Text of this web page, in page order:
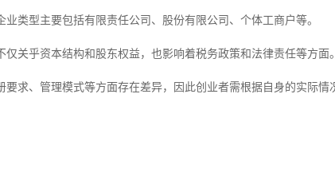
业类型主要包括有限责任公司、股份有限公司、个体工商户等。
仅关乎资本结构和股东权益，也影响着税务政策和法律责任等方面
要求、管理模式等方面存在差异，因此创业者需根据自身的实际情